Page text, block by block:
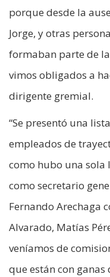
porque desde la
Jorge, y otras
formaban parte de
vimos obligados a
dirigente gremial.
“Se presentó una
empleados de
como hubo una sola
como secretario
Fernando Arechaga
Alvarado, Matías
veníamos de
que están con ganas